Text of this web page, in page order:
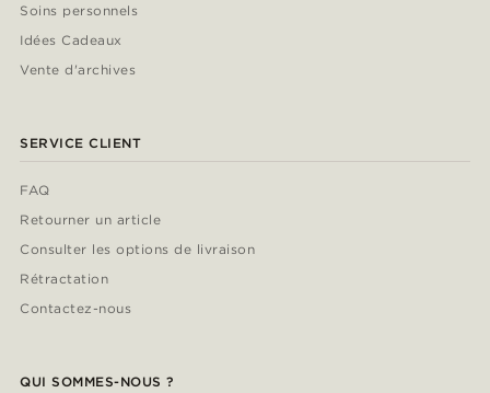
Soins personnels
Idées Cadeaux
Vente d'archives
SERVICE CLIENT
FAQ
Retourner un article
Consulter les options de livraison
Rétractation
Contactez-nous
QUI SOMMES-NOUS ?